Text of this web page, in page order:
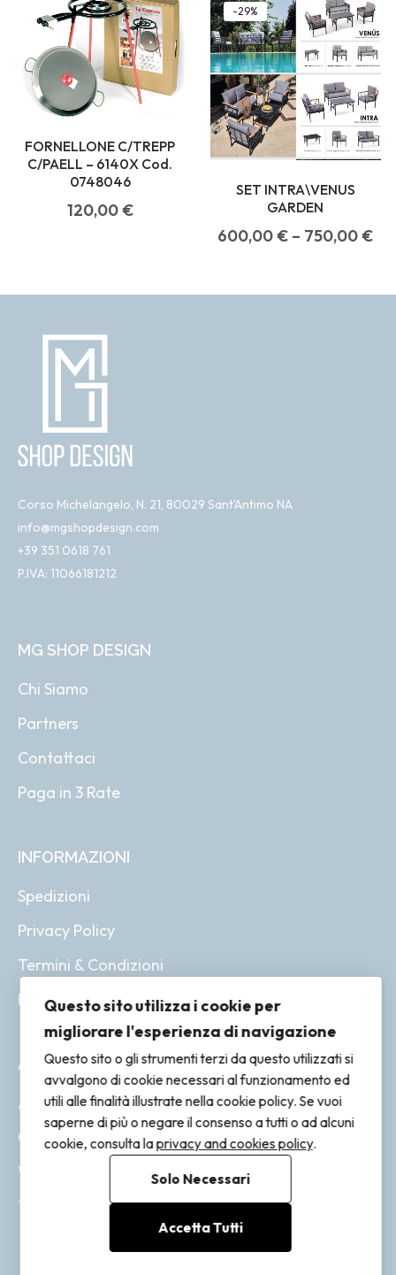
FORNELLONE C/TREPP
C/PAELL – 6140X Cod.
0748046
120,00€
-29%
SET INTRA\VENUS
GARDEN
600,00€ – 750,00€
Corso Michelangelo, N. 21, 80029 Sant'Antimo NA
info@mgshopdesign.com
+39 351 0618 761
P.IVA: 11066181212
MG SHOP DESIGN
Chi Siamo
Partners
Contattaci
Paga in 3 Rate
INFORMAZIONI
Spedizioni
Privacy Policy
Termini & Condizioni
Resi & Rimborsi
ACCOUNT
Account
Ordini
Wishlist
Tracking
Questo sito utilizza i cookie per
migliorare l'esperienza di navigazione
Questo sito o gli strumenti terzi da questo utilizzati si
avvalgono di cookie necessari al funzionamento ed
utili alle finalità illustrate nella cookie policy. Se vuoi
saperne di più o negare il consenso a tutti o ad alcuni
cookie, consulta laprivacy and cookies policy.
Solo Necessari
Accetta Tutti